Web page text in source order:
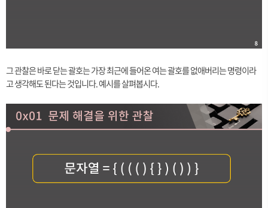
그 관찰은 바로 닫는 괄호는 가장 최근에 들어온 여는 괄호를 없애버리는 명령이라
고 생각해도 된다는 것입니다. 예시를 살펴봅시다.